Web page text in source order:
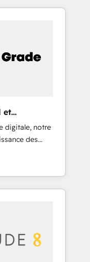
certifiés
avec un
de plus de
rapidement
de
et
digitale, notre
des
de
et le
de vos
Nos 3